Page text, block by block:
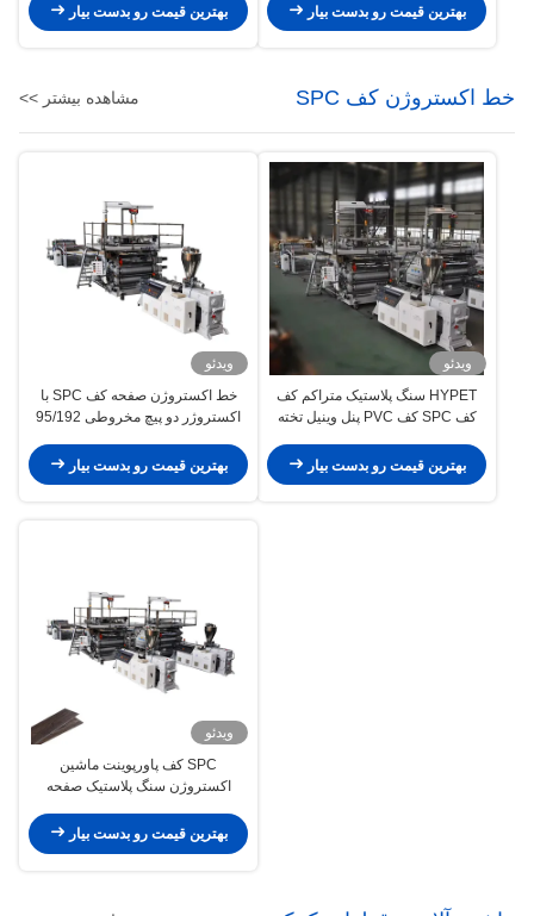
600KG/H
بهترین قیمت رو بدست بیار بهترین قیمت رو بدست بیار
خط اکستروژن کف SPC مشاهده بیشتر >>
ویدئو
HYPET سنگ پلاستیک متراکم کف
کف SPC کف PVC پنل وینیل تخته
تامین کننده
بهترین قیمت رو بدست بیار
ویدئو
خط اکستروژن صفحه کف SPC با
اکستروژر دو پیچ مخروطی 95/192
بهترین قیمت رو بدست بیار
ویدئو
SPC کف پاورپوینت ماشین
اکستروژن سنگ پلاستیک صفحه
بهترین قیمت رو بدست بیار